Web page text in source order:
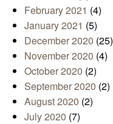
February 2021 (4)
January 2021 (5)
December 2020 (25)
November 2020 (4)
October 2020 (2)
September 2020 (2)
August 2020 (2)
July 2020 (7)